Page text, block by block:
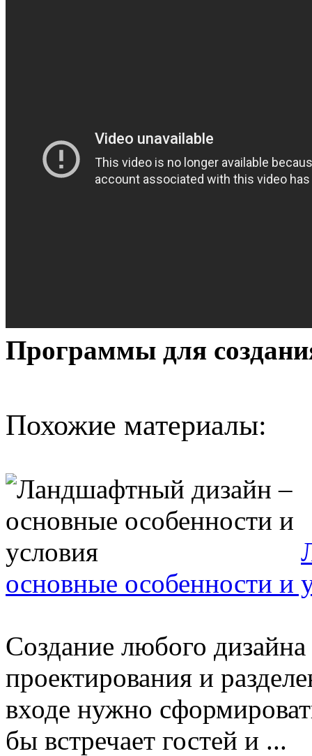
Программы для
Похожие материалы:
основные особенности и
Создание любого
проектирования и
входе нужно
бы встречает гостей и ...